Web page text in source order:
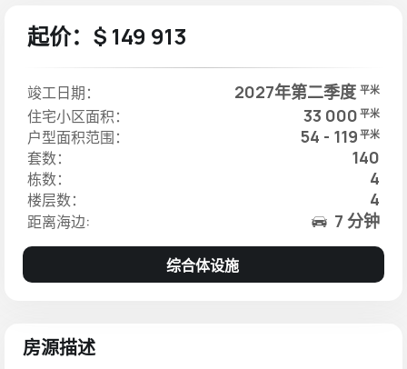
房源描述
起价：$ 149 913
竣工日期： 2027年第二季度 平米
住宅小区面积： 33 000 平米
户型面积范围： 54 - 119 平米
套数： 140
栋数： 4
楼层数： 4
距离海边: 7 分钟
综合体设施